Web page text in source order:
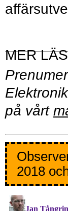
på vårt
2018